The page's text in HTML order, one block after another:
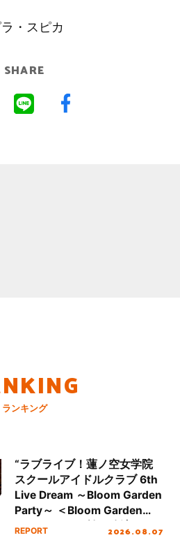
・スピカ
SHARE
ランキング
“ラブライブ！蓮ノ空女学院
スクールアイドルクラブ 6th
Live Dream ～Bloom Garden
Party～ ＜Bloom Garden
Party Stage／埼玉公演＞”
REPORT 2026.08.07